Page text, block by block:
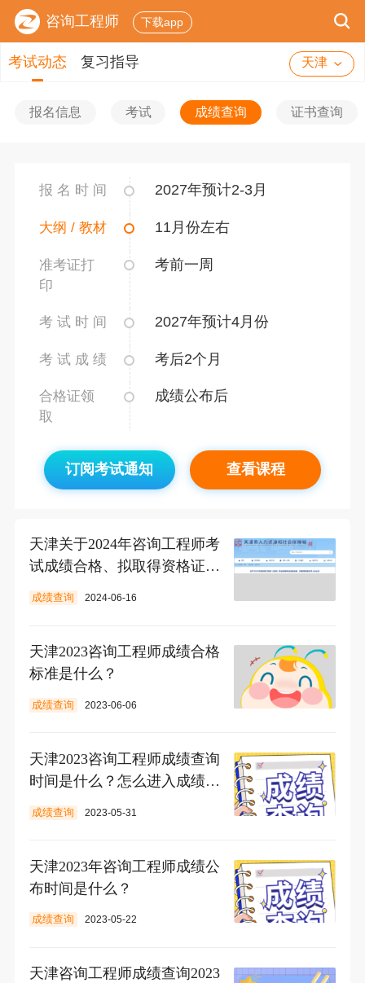
咨询工程师 下载app
考试动态 复习指导 天津
报名信息 考试 成绩查询 证书查询
报 名 时 间 2027年预计2-3月
大纲 / 教材 11月份左右
准考证打
印
考前一周
考 试 时 间 2027年预计4月份
考 试 成 绩 考后2个月
合格证领
取
成绩公布后
订阅考试通知 查看课程
天津关于2024年咨询工程师考
试成绩合格、拟取得资格证书
人员公示
成绩查询 2024-06-16
天津2023咨询工程师成绩合格
标准是什么？
成绩查询 2023-06-06
天津2023咨询工程师成绩查询
时间是什么？怎么进入成绩查
询入口?
成绩查询 2023-05-31
天津2023年咨询工程师成绩公
布时间是什么？
成绩查询 2023-05-22
天津咨询工程师成绩查询2023